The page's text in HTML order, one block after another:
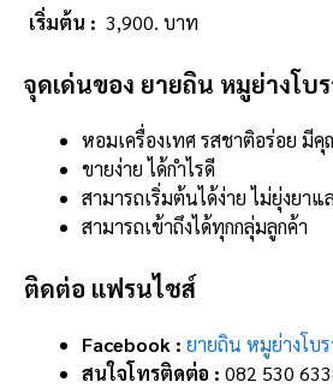
เริ่มต้น : 3,900. บาท
จุดเด่นของ ยายถิน หมูย่างโบ
หอมเครื่องเทศ รสชาติอร่อย มี
ขายง่าย ได้กำไรดี
สามารถเริ่มต้นได้ง่าย ไม่ยุ่งยาแ
สามารถเข้าถึงได้ทุกกลุ่มลูกค้า
ติดต่อ แฟรนไชส์
Facebook : ยายถิน หมูย่างโบ
สนใจโทรติดต่อ : 082 530